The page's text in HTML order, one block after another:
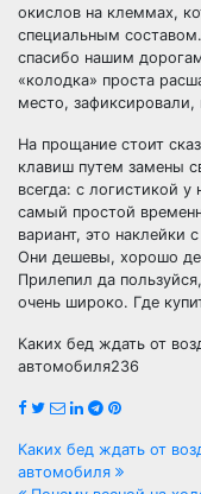
окислов на клеммах,
специальным
спасибо нашим
«колодка» проста
место, зафиксировали,
На прощание стоит
клавиш путем замены
всегда: с логистикой
самый простой
вариант, это наклейки
Они дешевы, хорошо
Прилепил да
очень широко. Где
Каких бед ждать от
автомобиля236
Каких бед ждать от
автомобиля